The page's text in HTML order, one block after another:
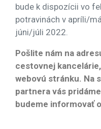
bude k dispozícii vo
potravinách v apríli/
júni/júli 2022.
Pošlite nám na
cestovnej
webovú stránku. Na
partnera vás
budeme informovať